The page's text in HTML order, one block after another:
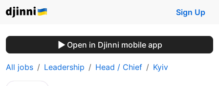
Sign Up
Open in Djinni mobile app
All jobs Leadership Head / Chief Kyiv